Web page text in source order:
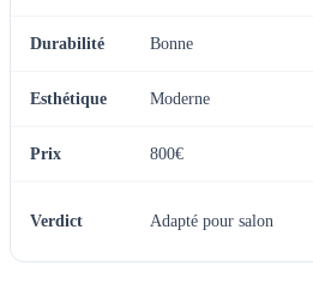
Durabilité Bonne
Esthétique Moderne
Prix 800€
Verdict Adapté pour salon